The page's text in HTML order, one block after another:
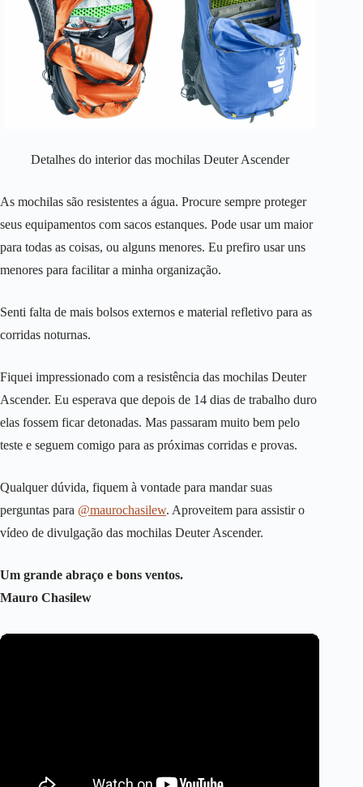
Detalhes do interior das mochilas Deuter Ascender
As mochilas são resistentes a água. Procure sempre proteger
seus equipamentos com sacos estanques. Pode usar um maior
para todas as coisas, ou alguns menores. Eu prefiro usar uns
menores para facilitar a minha organização.
Senti falta de mais bolsos externos e material refletivo para as
corridas noturnas.
Fiquei impressionado com a resistência das mochilas Deuter
Ascender. Eu esperava que depois de 14 dias de trabalho duro
elas fossem ficar detonadas. Mas passaram muito bem pelo
teste e seguem comigo para as próximas corridas e provas.
Qualquer dúvida, fiquem à vontade para mandar suas
perguntas para @maurochasilew. Aproveitem para assistir o
vídeo de divulgação das mochilas Deuter Ascender.
Um grande abraço e bons ventos.
Mauro Chasilew